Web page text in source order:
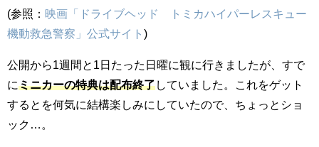
(参照： 映画「ドライブヘッド トミカハイパーレスキュー
機動救急警察」公式サイト )
公開から1週間と1日たった日曜に観に行きましたが、すで
にミニカーの特典は配布終了していました。これをゲット
するとを何気に結構楽しみにしていたので、ちょっとショ
ック…。